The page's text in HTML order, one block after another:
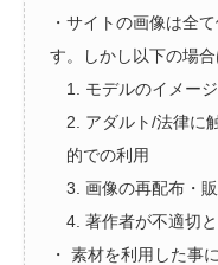
・サイトの画像は全
す。しかし以下の場合
1. モデルのイメー
2. アダルト/法律に
的での利用
3. 画像の再配布・
4. 著作者が不適切
・ 素材を利用した事